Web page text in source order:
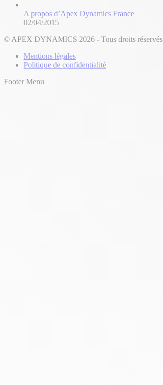
A propos d’Apex Dynamics France
02/04/2015
© APEX DYNAMICS 2026 - Tous droits réservés
Mentions légales
Politique de confidentialité
Footer Menu